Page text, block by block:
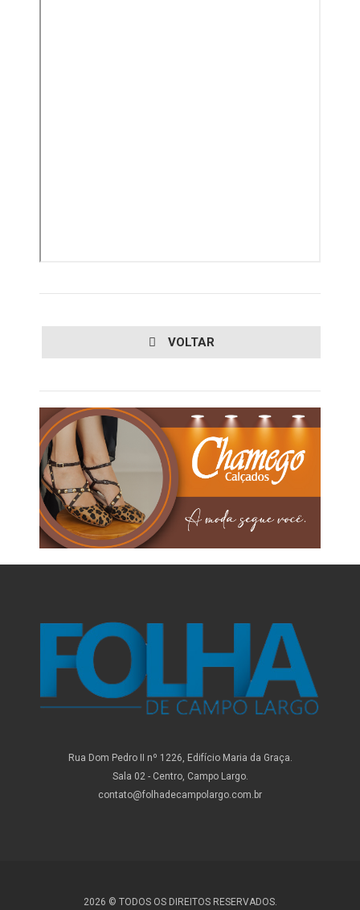
VOLTAR
Rua Dom Pedro II nº 1226, Edifício Maria da Graça.
Sala 02 - Centro, Campo Largo.
contato@folhadecampolargo.com.br
2026 © TODOS OS DIREITOS RESERVADOS.